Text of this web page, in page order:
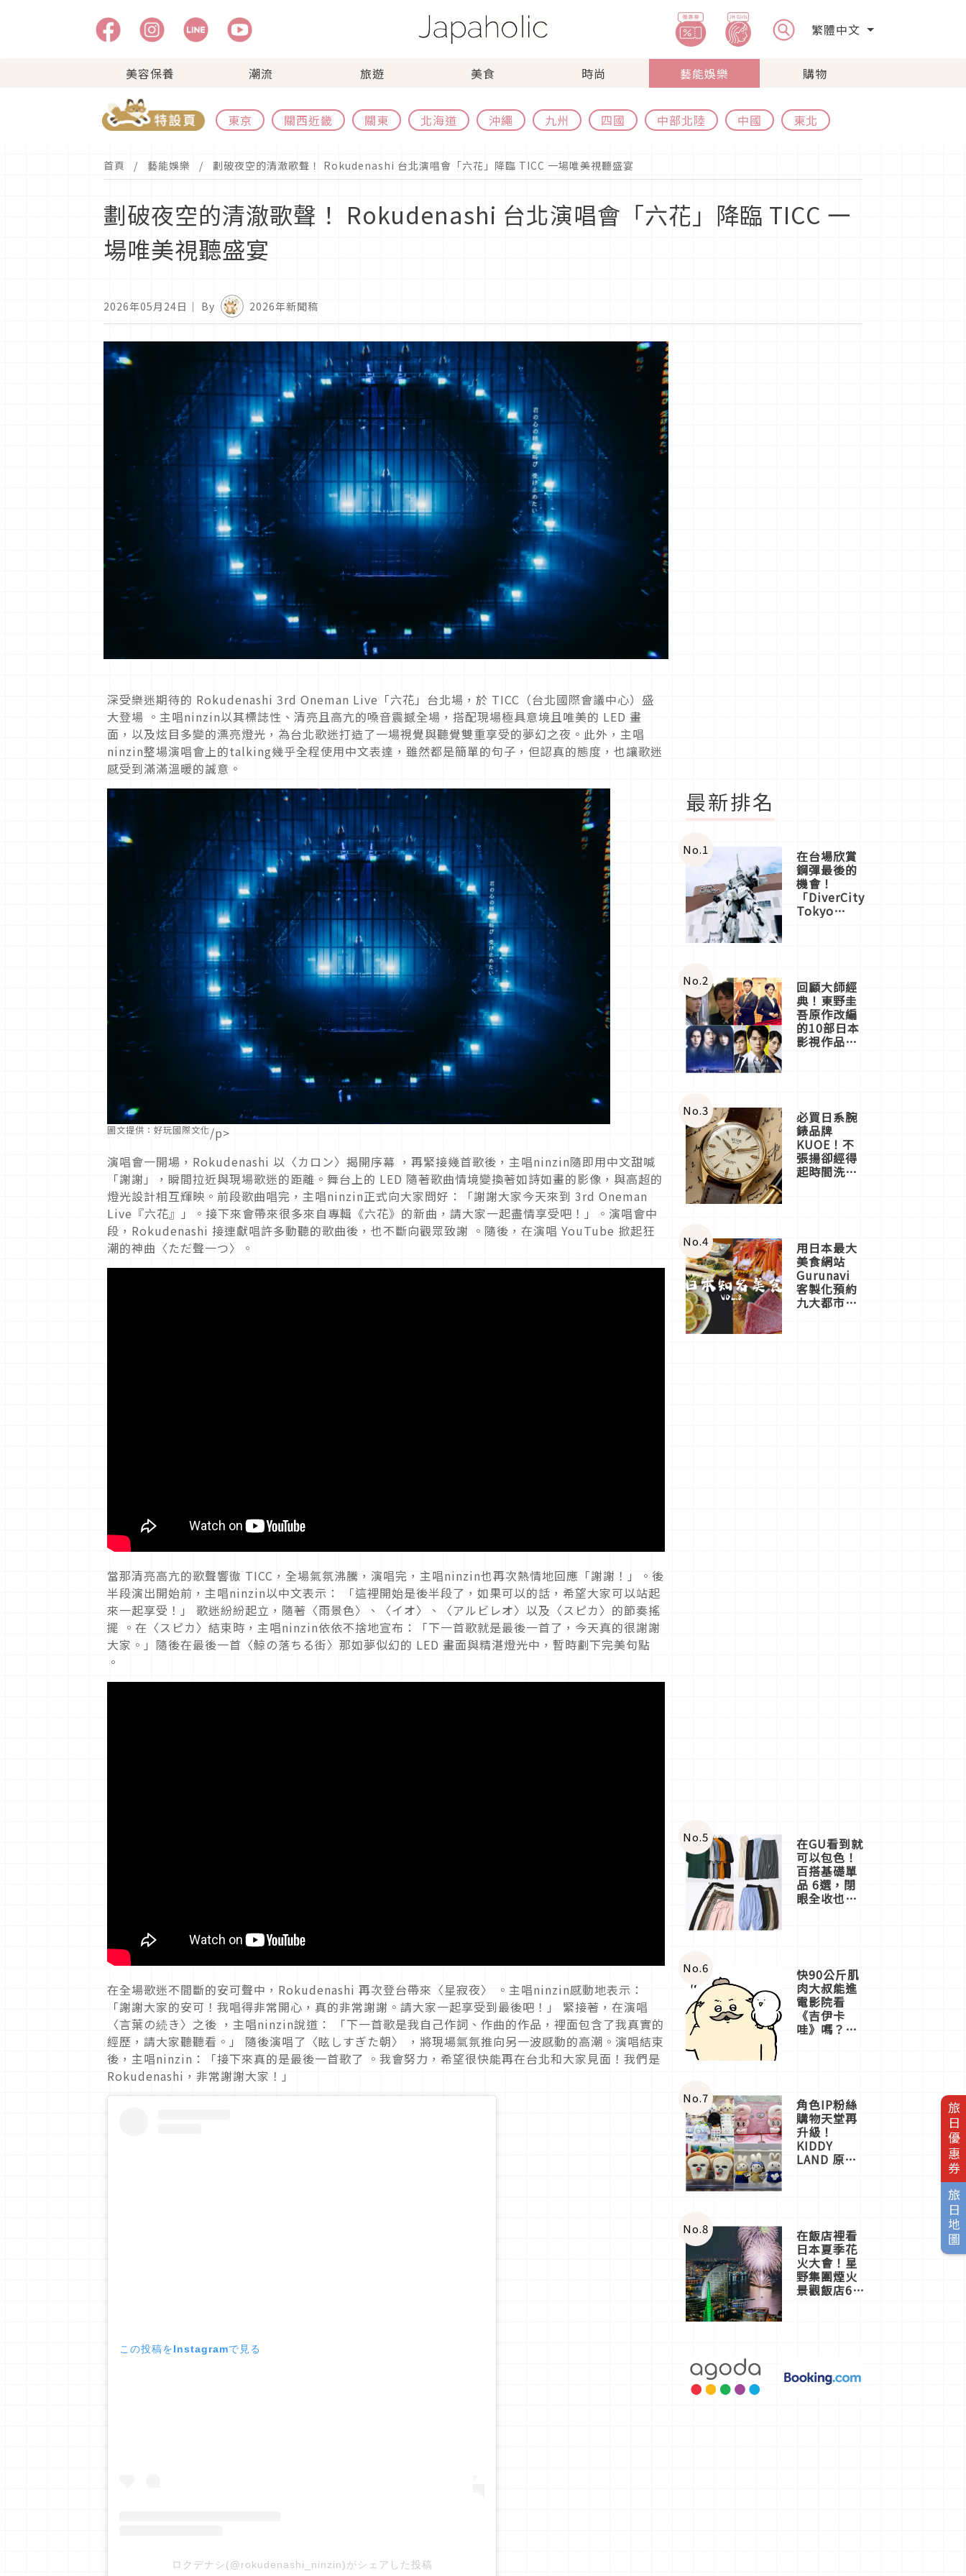
繁體中文
美容保養 潮流 旅遊 美食 時尚 藝能娛樂 購物
東京 關西近畿 關東 北海道 沖繩 九州 四國 中部北陸 中國 東北
旅日優惠券
旅日地圖
首頁 藝能娛樂 劃破夜空的清澈歌聲！ Rokudenashi 台北演唱會「六花」降臨 TICC 一場唯美視聽盛宴
劃破夜空的清澈歌聲！ Rokudenashi 台北演唱會「六花」降臨 TICC 一
場唯美視聽盛宴
2026年05月24日 ｜ By 2026年新聞稿
深受樂迷期待的 Rokudenashi 3rd Oneman Live「六花」台北場，於 TICC（台北國際會議中心）盛
大登場 。主唱ninzin以其標誌性、清亮且高亢的嗓音震撼全場，搭配現場極具意境且唯美的 LED 畫
面，以及炫目多變的漂亮燈光，為台北歌迷打造了一場視覺與聽覺雙重享受的夢幻之夜。此外，主唱
ninzin整場演唱會上的talking幾乎全程使用中文表達，雖然都是簡單的句子，但認真的態度，也讓歌迷
感受到滿滿溫暖的誠意。
圖文提供：好玩國際文化/p>
演唱會一開場，Rokudenashi 以〈カロン〉揭開序幕 ，再緊接幾首歌後，主唱ninzin隨即用中文甜喊
「謝謝」，瞬間拉近與現場歌迷的距離。舞台上的 LED 隨著歌曲情境變換著如詩如畫的影像，與高超的
燈光設計相互輝映。前段歌曲唱完，主唱ninzin正式向大家問好：「謝謝大家今天來到 3rd Oneman
Live『六花』」。接下來會帶來很多來自專輯《六花》的新曲，請大家一起盡情享受吧！」。演唱會中
段，Rokudenashi 接連獻唱許多動聽的歌曲後，也不斷向觀眾致謝 。隨後，在演唱 YouTube 掀起狂
潮的神曲〈ただ聲一つ〉。
當那清亮高亢的歌聲響徹 TICC，全場氣氛沸騰，演唱完，主唱ninzin也再次熱情地回應「謝謝！」。後
半段演出開始前，主唱ninzin以中文表示： 「這裡開始是後半段了，如果可以的話，希望大家可以站起
來一起享受！」 歌迷紛紛起立，隨著〈雨景色〉、〈イオ〉、〈アルビレオ〉以及〈スピカ〉的節奏搖
擺 。在〈スピカ〉結束時，主唱ninzin依依不捨地宣布：「下一首歌就是最後一首了，今天真的很謝謝
大家。」隨後在最後一首〈鯨の落ちる街〉那如夢似幻的 LED 畫面與精湛燈光中，暫時劃下完美句點
。
在全場歌迷不間斷的安可聲中，Rokudenashi 再次登台帶來〈星寂夜〉 。主唱ninzin感動地表示：
「謝謝大家的安可！我唱得非常開心，真的非常謝謝。請大家一起享受到最後吧！」 緊接著，在演唱
〈言葉の続き〉之後 ，主唱ninzin說道： 「下一首歌是我自己作詞、作曲的作品，裡面包含了我真實的
經歷，請大家聽聽看。」 隨後演唱了〈眩しすぎた朝〉 ，將現場氣氛推向另一波感動的高潮。演唱結束
後，主唱ninzin：「接下來真的是最後一首歌了 。我會努力，希望很快能再在台北和大家見面！我們是
Rokudenashi，非常謝謝大家！」
この投稿をInstagramで見る
ロクデナシ(@rokudenashi_ninzin)がシェアした投稿
最新排名
No.1 在台場欣賞
鋼彈最後的
機會！
「DiverCity
Tokyo
體驗
No.2 回顧大師經
典！東野圭
吾原作改編
的10部日本
影視作品推
No.3 必買日系腕
錶品牌
KUOE！不
張揚卻經得
起時間洗鍊
No.4 用日本最大
美食網站
Gurunavi
客製化預約
九大都市餐
No.5 在GU看到就
可以包色！
百搭基礎單
品 6選，閉
眼全收也不
No.6 快90公斤肌
肉大叔能進
電影院看
《吉伊卡
哇》嗎？日
一同給出了
答案
No.7 角色IP粉絲
購物天堂再
升級！
KIDDY
LAND 原宿
店3分即達
No.8 在飯店裡看
日本夏季花
火大會！星
野集團煙火
景觀飯店6